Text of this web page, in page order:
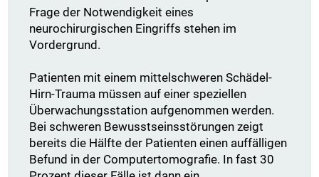
Frage der Notwendigkeit eines
neurochirurgischen Eingriffs stehen im
Vordergrund.
Patienten mit einem mittelschweren Schädel-
Hirn-Trauma müssen auf einer speziellen
Überwachungsstation aufgenommen werden.
Bei schweren Bewusstseinsstörungen zeigt
bereits die Hälfte der Patienten einen auffälligen
Befund in der Computertomografie. In fast 30